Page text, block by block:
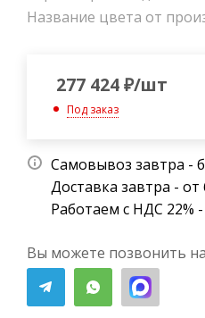
Название цвета от
277 424₽/шт
Под заказ
Самовывоз завтра -
Доставка завтра - от
Работаем с НДС 22% -
Вы можете позвонить